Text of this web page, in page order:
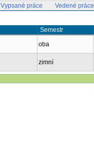
Vypsané práce Vedené práce
Semestr
oba
zimní